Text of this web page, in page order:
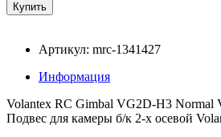
Артикул: mrc-1341427
Информация
Volantex RC Gimbal VG2D-H3 Normal
Подвес для камеры б/к 2-х осевой